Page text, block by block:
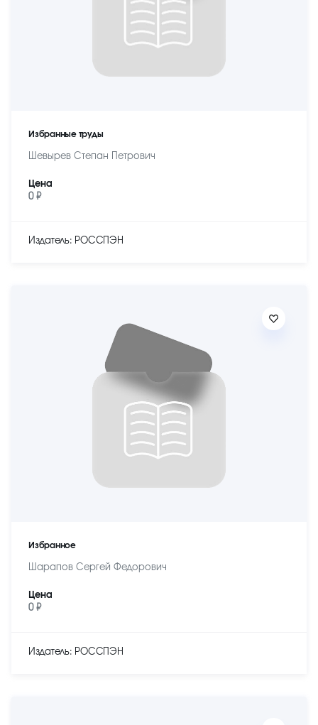
Избранные труды
Шевырев Степан Петрович
Цена
0 ₽
Издатель: РОССПЭН
Избранное
Шарапов Сергей Федорович
Цена
0 ₽
Издатель: РОССПЭН